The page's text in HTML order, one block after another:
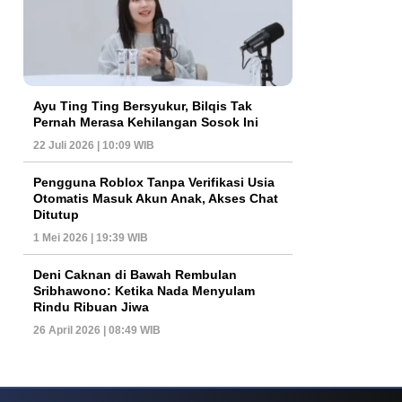
Ayu Ting Ting Bersyukur, Bilqis Tak
Pernah Merasa Kehilangan Sosok Ini
22 Juli 2026 | 10:09 WIB
Pengguna Roblox Tanpa Verifikasi Usia
Otomatis Masuk Akun Anak, Akses Chat
Ditutup
1 Mei 2026 | 19:39 WIB
Deni Caknan di Bawah Rembulan
Sribhawono: Ketika Nada Menyulam
Rindu Ribuan Jiwa
26 April 2026 | 08:49 WIB